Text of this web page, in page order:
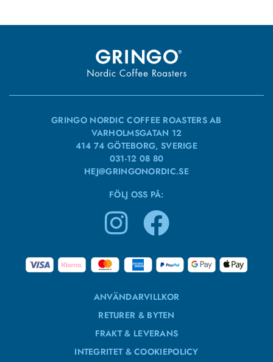
GRINGO NORDIC COFFEE ROASTERS AB
VARHOLMSGATAN 12
414 74 GÖTEBORG, SVERIGE
031-12 08 80
HEJ@GRINGONORDIC.SE
FÖLJ OSS PÅ:
ANVÄNDARVILLKOR
RETURER & BYTEN
FRAKT & LEVERANS
INTEGRITET & COOKIEPOLICY